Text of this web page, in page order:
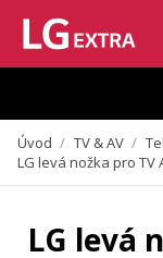
Vzhledem k aktuální
Úvod / TV & AV /
LG levá nožka pro TV
LG levá